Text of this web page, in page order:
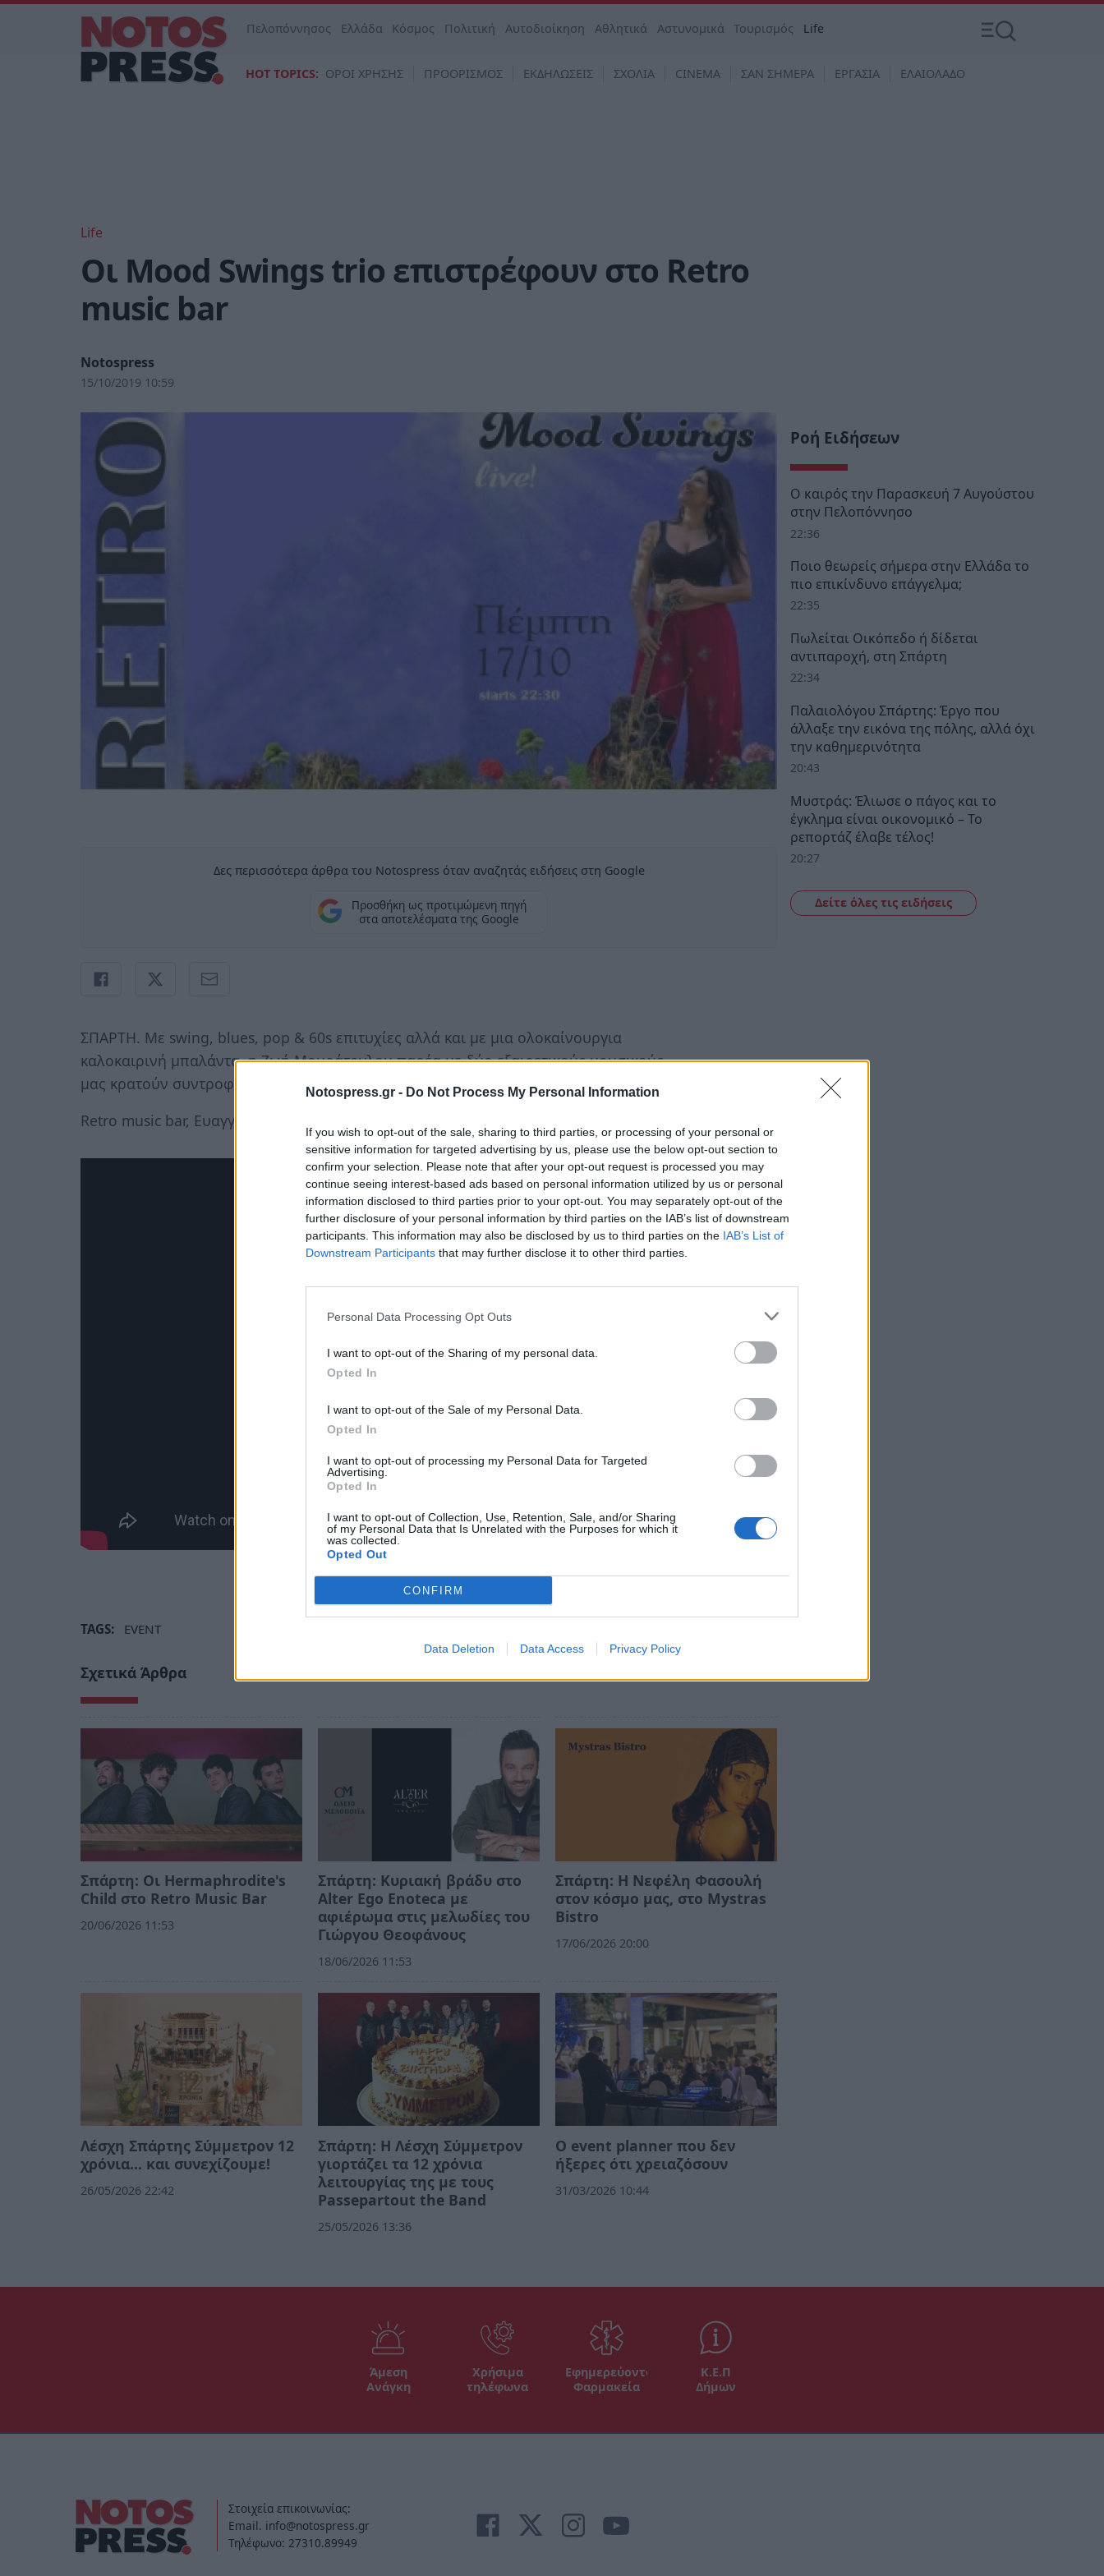
Notospress.gr - Do Not Process My Personal Information
If you wish to opt-out of the sale, sharing to third parties, or processing of your personal or
sensitive information for targeted advertising by us, please use the below opt-out section to
confirm your selection. Please note that after your opt-out request is processed you may
continue seeing interest-based ads based on personal information utilized by us or personal
information disclosed to third parties prior to your opt-out. You may separately opt-out of the
further disclosure of your personal information by third parties on the IAB’s list of downstream
participants. This information may also be disclosed by us to third parties on the IAB’s List of
Downstream Participants that may further disclose it to other third parties.
Personal Data Processing Opt Outs
I want to opt-out of the Sharing of my personal data.
Opted In
I want to opt-out of the Sale of my Personal Data.
Opted In
I want to opt-out of processing my Personal Data for Targeted
Advertising.
Opted In
I want to opt-out of Collection, Use, Retention, Sale, and/or Sharing
of my Personal Data that Is Unrelated with the Purposes for which it
was collected.
Opted Out
CONFIRM
Data Deletion Data Access Privacy Policy
Πελοπόννησος Ελλάδα Κόσμος Πολιτική Αυτοδιοίκηση Αθλητικά Αστυνομικά Τουρισμός Life
HOT TOPICS: ΟΡΟΙ ΧΡΗΣΗΣ ΠΡΟΟΡΙΣΜΟΣ ΕΚΔΗΛΩΣΕΙΣ ΣΧΟΛΙΑ CINEMA ΣΑΝ ΣΗΜΕΡΑ ΕΡΓΑΣΙΑ ΕΛΑΙΟΛΑΔΟ
Life
Οι Mood Swings trio επιστρέφουν στο Retro
music bar
Notospress
15/10/2019 10:59
Δες περισσότερα άρθρα του Notospress όταν αναζητάς ειδήσεις στη Google
Προσθήκη ως προτιμώμενη πηγή
στα αποτελέσματα της Google
ΣΠΑΡΤΗ. Με swing, blues, pop & 60s επιτυχίες αλλά και με μια ολοκαίνουργια
καλοκαιρινή μπαλάντα, η Ζωή Μουράτογλου παρέα με δύο εξαιρετικούς μουσικούς,
μας κρατούν συντροφιά για μια βραδιά γεμάτη κέφι αλλά και νοσταλγική διάθεση!
Retro music bar, Ευαγγελιστρίας 34 Σπάρτη, Πέμπτη 17 Οκτωβρίου 22.30
TAGS: EVENT
Σχετικά Άρθρα
Σπάρτη: Οι Hermaphrodite's
Child στο Retro Music Bar
20/06/2026 11:53
Σπάρτη: Κυριακή βράδυ στο
Alter Ego Enoteca με
αφιέρωμα στις μελωδίες του
Γιώργου Θεοφάνους
18/06/2026 11:53
Σπάρτη: Η Νεφέλη Φασουλή
στον κόσμο μας, στο Mystras
Bistro
17/06/2026 20:00
Λέσχη Σπάρτης Σύμμετρον 12
χρόνια... και συνεχίζουμε!
26/05/2026 22:42
Σπάρτη: Η Λέσχη Σύμμετρον
γιορτάζει τα 12 χρόνια
λειτουργίας της με τους
Passepartout the Band
25/05/2026 13:36
Ο event planner που δεν
ήξερες ότι χρειαζόσουν
31/03/2026 10:44
Ροή Ειδήσεων
Ο καιρός την Παρασκευή 7 Αυγούστου
στην Πελοπόννησο
22:36
Ποιο θεωρείς σήμερα στην Ελλάδα το
πιο επικίνδυνο επάγγελμα;
22:35
Πωλείται Οικόπεδο ή δίδεται
αντιπαροχή, στη Σπάρτη
22:34
Παλαιολόγου Σπάρτης: Έργο που
άλλαξε την εικόνα της πόλης, αλλά όχι
την καθημερινότητα
20:43
Μυστράς: Έλιωσε ο πάγος και το
έγκλημα είναι οικονομικό – Το
ρεπορτάζ έλαβε τέλος!
20:27
Δείτε όλες τις ειδήσεις
Άμεση
Ανάγκη
Χρήσιμα
τηλέφωνα
Εφημερεύοντα
Φαρμακεία
Κ.Ε.Π
Δήμων
Στοιχεία επικοινωνίας:
Email. info@notospress.gr
Τηλέφωνο: 27310.89949